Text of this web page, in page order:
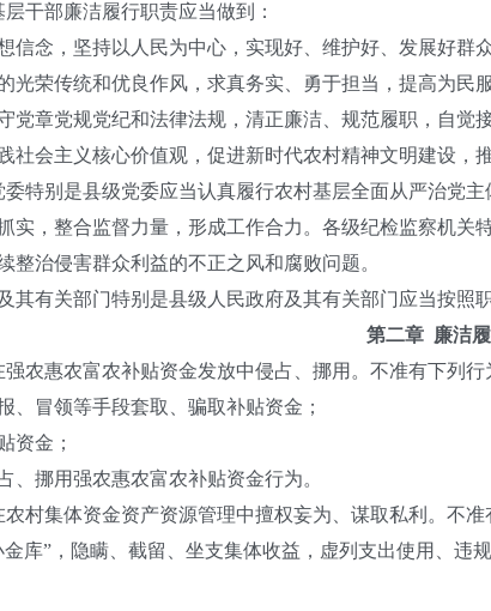
部廉洁履行职责应当做到：
念，坚持以人民为中心，实现好、维护好、发展好群众
荣传统和优良作风，求真务实、勇于担当，提高为民服
章党规党纪和法律法规，清正廉洁、规范履职，自觉接
会主义核心价值观，促进新时代农村精神文明建设，推
别是县级党委应当认真履行农村基层全面从严治党主
实，整合监督力量，形成工作合力。各级纪检监察机
整治侵害群众利益的不正之风和腐败问题。
有关部门特别是县级人民政府及其有关部门应当按照
第二章 廉洁
惠农富农补贴资金发放中侵占、挪用。不准有下列行
冒领等手段套取、骗取补贴资金；
金；
挪用强农惠农富农补贴资金行为。
集体资金资产资源管理中擅权妄为、谋取私利。不准
”，隐瞒、截留、坐支集体收益，虚列支出使用、违